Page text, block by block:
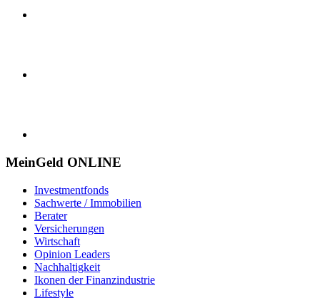
MeinGeld ONLINE
Investmentfonds
Sachwerte / Immobilien
Berater
Versicherungen
Wirtschaft
Opinion Leaders
Nachhaltigkeit
Ikonen der Finanzindustrie
Lifestyle